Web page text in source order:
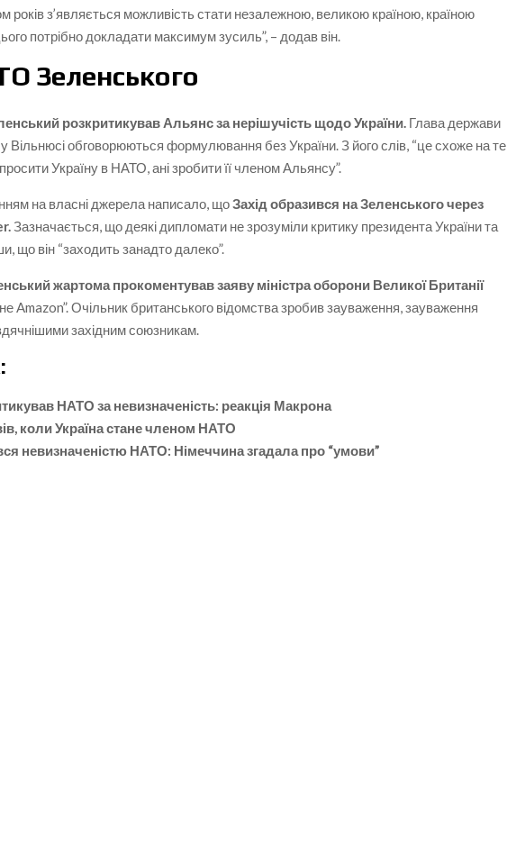
років з’являється можливість стати незалежною, великою країною, країною
потрібно докладати максимум зусиль”, – додав він.
Зеленського
розкритикував Альянс за нерішучість щодо України. Глава держави
Вільнюсі обговорюються формулювання без України. З його слів, “це схоже на те,
Україну в НАТО, ані зробити її членом Альянсу”.
на власні джерела написало, щоЗахід образився на Зеленського через
Зазначається, що деякі дипломати не зрозуміли критику президента України та
що він “заходить занадто далеко”.
жартома прокоментував заяву міністра оборони Великої Британії
Amazon”. Очільник британського відомства зробив зауваження, зауваження
західним союзникам.
НАТО за невизначеність: реакція Макрона
коли Україна стане членом НАТО
невизначеністю НАТО: Німеччина згадала про “умови”